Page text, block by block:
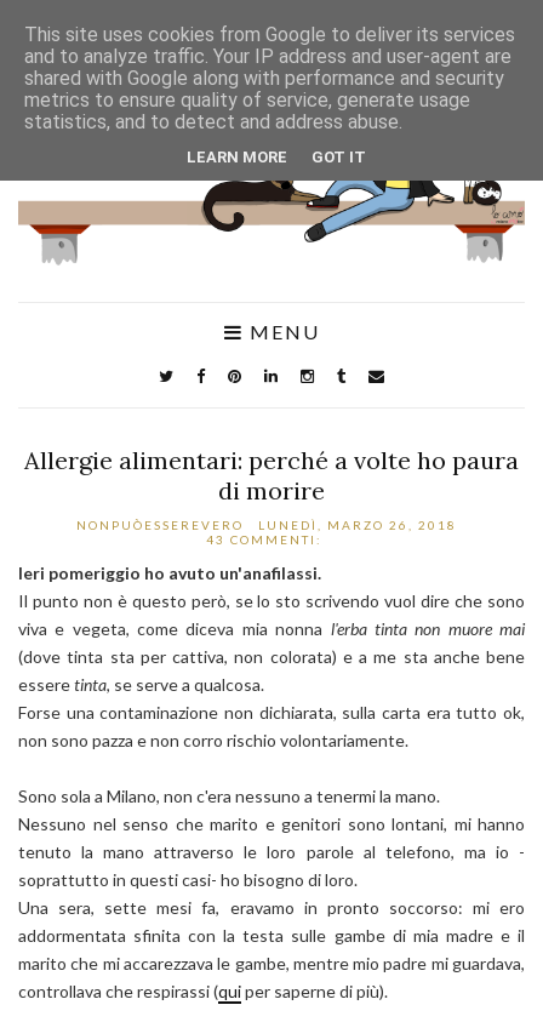
MENU
Allergie alimentari: perché a volte ho paura
di morire
NONPUÒESSEREVERO
LUNEDÌ, MARZO 26, 2018
43 COMMENTI:
Ieri pomeriggio ho avuto un'anafilassi.
Il punto non è questo però, se lo sto scrivendo vuol dire che sono
viva e vegeta, come diceva mia nonna l'erba tinta non muore mai
(dove tinta sta per cattiva, non colorata) e a me sta anche bene
esseretinta, se serve a qualcosa.
Forse una contaminazione non dichiarata, sulla carta era tutto ok,
non sono pazza e non corro rischio volontariamente.
Sono sola a Milano, non c'era nessuno a tenermi la mano.
Nessuno nel senso che marito e genitori sono lontani, mi hanno
tenuto la mano attraverso le loro parole al telefono, ma io -
soprattutto in questi casi- ho bisogno di loro.
Una sera, sette mesi fa, eravamo in pronto soccorso: mi ero
addormentata sfinita con la testa sulle gambe di mia madre e il
marito che mi accarezzava le gambe, mentre mio padre mi guardava,
controllava che respirassi (quiper saperne di più).
This site uses cookies from Google to deliver its services
and to analyze traffic. Your IP address and user-agent are
shared with Google along with performance and security
metrics to ensure quality of service, generate usage
statistics, and to detect and address abuse.
LEARN MORE GOT IT